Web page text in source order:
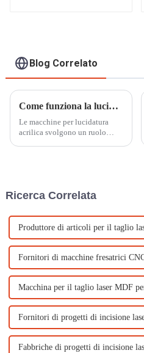
Blog Correlato
Come funziona la lucidatrice per diamanti acrilici?
Le macchine per lucidatura
acrilica svolgono un ruolo
Ricerca Correlata
Produttore di articoli per il taglio
Fornitori di macchine fresatrici
Macchina per il taglio laser MDF
Fornitori di progetti di incisione
Fabbriche di progetti di incisione